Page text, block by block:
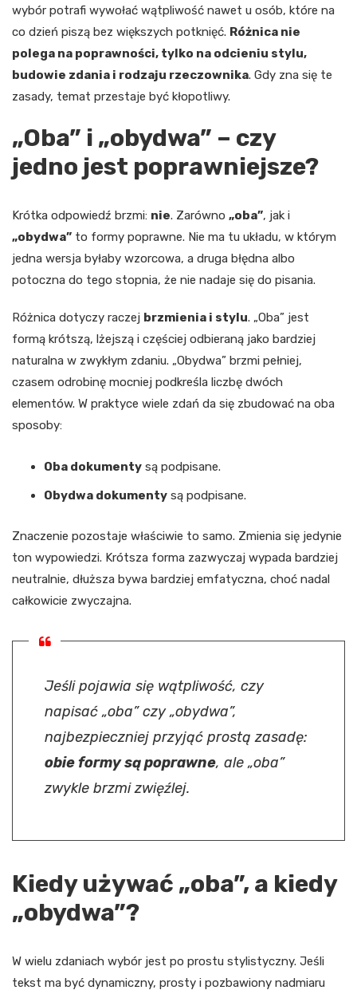
wybór potrafi wywołać wątpliwość nawet u osób, które na
co dzień piszą bez większych potknięć. Różnica nie
polega na poprawności, tylko na odcieniu stylu,
budowie zdania i rodzaju rzeczownika. Gdy zna się te
zasady, temat przestaje być kłopotliwy.
„Oba” i „obydwa” – czy
jedno jest poprawniejsze?
Krótka odpowiedź brzmi: nie. Zarówno „oba”, jak i
„obydwa” to formy poprawne. Nie ma tu układu, w którym
jedna wersja byłaby wzorcowa, a druga błędna albo
potoczna do tego stopnia, że nie nadaje się do pisania.
Różnica dotyczy raczej brzmienia i stylu. „Oba” jest
formą krótszą, lżejszą i częściej odbieraną jako bardziej
naturalna w zwykłym zdaniu. „Obydwa” brzmi pełniej,
czasem odrobinę mocniej podkreśla liczbę dwóch
elementów. W praktyce wiele zdań da się zbudować na oba
sposoby:
Oba dokumenty są podpisane.
Obydwa dokumenty są podpisane.
Znaczenie pozostaje właściwie to samo. Zmienia się jedynie
ton wypowiedzi. Krótsza forma zazwyczaj wypada bardziej
neutralnie, dłuższa bywa bardziej emfatyczna, choć nadal
całkowicie zwyczajna.
Jeśli pojawia się wątpliwość, czy
napisać „oba” czy „obydwa”,
najbezpieczniej przyjąć prostą zasadę:
obie formy są poprawne, ale „oba”
zwykle brzmi zwięźlej.
Kiedy używać „oba”, a kiedy
„obydwa”?
W wielu zdaniach wybór jest po prostu stylistyczny. Jeśli
tekst ma być dynamiczny, prosty i pozbawiony nadmiaru